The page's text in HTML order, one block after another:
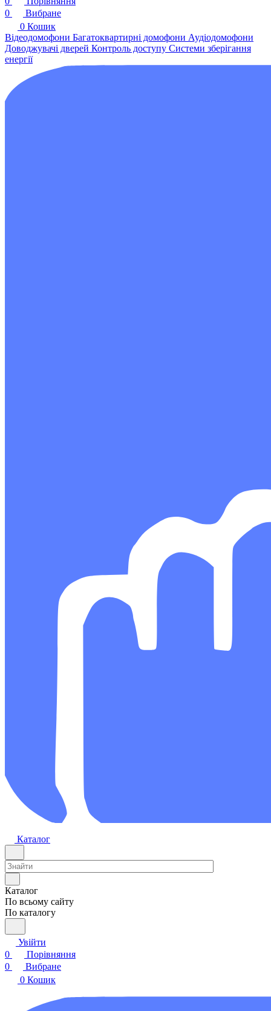
0
Вибране
0 Кошик
Відеодомофони Багатоквартирні домофони Аудіодомофони
Доводжувачі дверей Контроль доступу Системи зберігання
енергії
Каталог
Каталог
По всьому сайту
По каталогу
Увійти
0
Порівняння
0
Вибране
0 Кошик